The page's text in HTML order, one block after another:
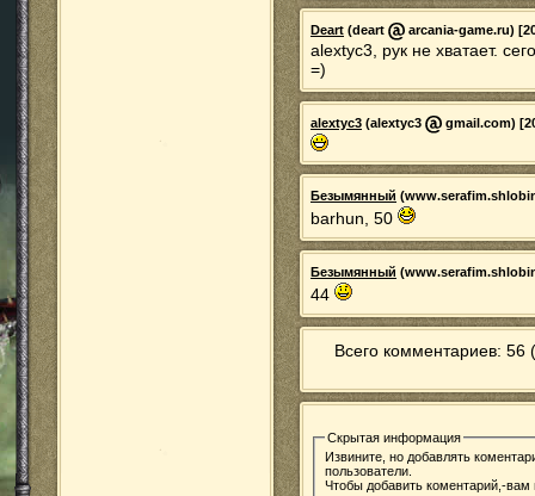
Deart (deart arcania-game.ru)
alextyc3, рук не хватает.
=)
alextyc3 (alextyc3 gmail.com)
Безымянный
barhun, 50
Безымянный
44
Всего комментариев:
Скрытая информация
Извините, но добавлять
пользователи.
Чтобы добавить коментарий,-